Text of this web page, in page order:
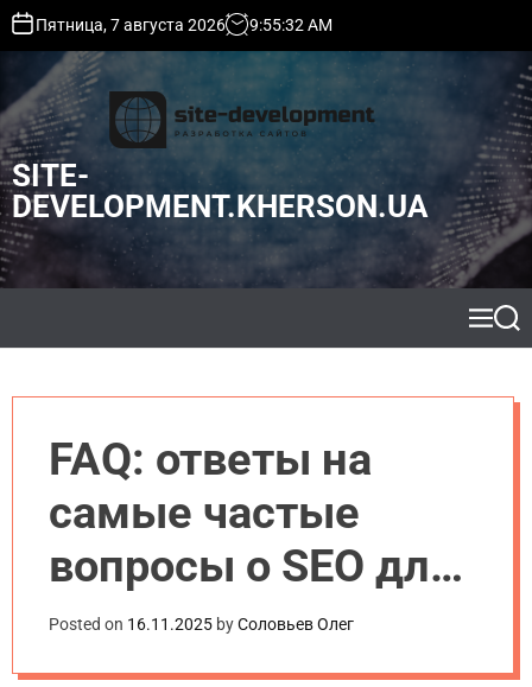
t
o
c
o
n
t
e
Пятница, 7 августа 2026 9:55:33 AM
SITE-
DEVELOPMENT.KHERSON.UA
M
e
S
e
FAQ: ответы на
самые частые
вопросы о SEO для
начинающих
Posted on 16.11.2025 byСоловьев Олег